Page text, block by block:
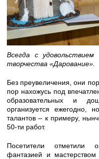
Всегда с
творчества «Дарование».
Без преувеличения, они
пор нахожусь под
образовательных и
организуется ежегодно,
талантов – к примеру,
50-ти работ.
Посетители отметили
фантазией и